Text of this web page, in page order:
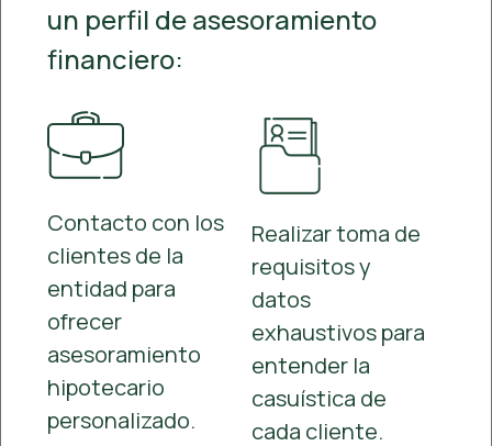
un perfil de asesoramiento
financiero:
Contacto con los
clientes de la
entidad para
ofrecer
asesoramiento
hipotecario
personalizado.
Realizar toma de
requisitos y
datos
exhaustivos para
entender la
casuística de
cada cliente.